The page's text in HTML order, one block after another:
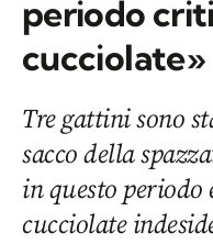
periodo
cucciolate»
Tre gattini sono
sacco della
in questo periodo
cucciolate